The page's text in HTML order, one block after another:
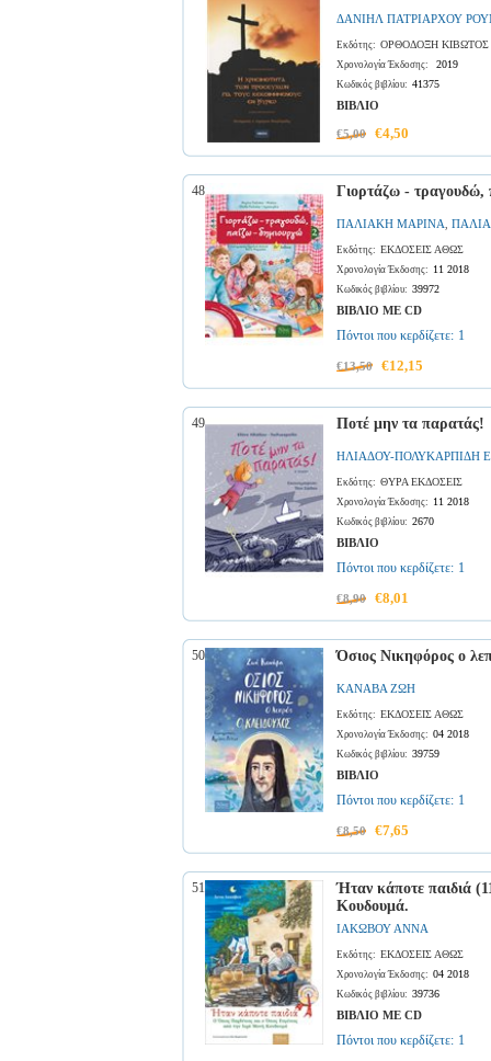
ΔΑΝΙΗΛ ΠΑΤΡΙΑΡΧΟΥ
Εκδότης: ΟΡΘΟΔΟΞΗ ΚΙΒΩΤΟΣ
Χρονολογία Έκδοσης: 2019
Κωδικός βιβλίου: 41375
ΒΙΒΛΙΟ
€5,00 €4,50
48 Γιορτάζω - τραγουδώ,
ΠΑΛΙΑΚΗ ΜΑΡΙΝΑ
Εκδότης: ΕΚΔΟΣΕΙΣ ΑΘΩΣ
Χρονολογία Έκδοσης: 11 2018
Κωδικός βιβλίου: 39972
ΒΙΒΛΙΟ ΜΕ CD
Πόντοι που κερδίζετε: 1
€13,50 €12,15
49 Ποτέ μην τα παρατάς!
ΗΛΙΑΔΟΥ-ΠΟΛΥΚΑΡΠΙΔΗ
Εκδότης: ΘΥΡΑ ΕΚΔΟΣΕΙΣ
Χρονολογία Έκδοσης: 11 2018
Κωδικός βιβλίου: 2670
ΒΙΒΛΙΟ
Πόντοι που κερδίζετε: 1
€8,90 €8,01
50 Όσιος Νικηφόρος ο
ΚΑΝΑΒΑ ΖΩΗ
Εκδότης: ΕΚΔΟΣΕΙΣ ΑΘΩΣ
Χρονολογία Έκδοσης: 04 2018
Κωδικός βιβλίου: 39759
ΒΙΒΛΙΟ
Πόντοι που κερδίζετε: 1
€8,50 €7,65
51
Ήταν κάποτε παιδιά
Κουδουμά.
ΙΑΚΩΒΟΥ ΑΝΝΑ
Εκδότης: ΕΚΔΟΣΕΙΣ ΑΘΩΣ
Χρονολογία Έκδοσης: 04 2018
Κωδικός βιβλίου: 39736
ΒΙΒΛΙΟ ΜΕ CD
Πόντοι που κερδίζετε: 1